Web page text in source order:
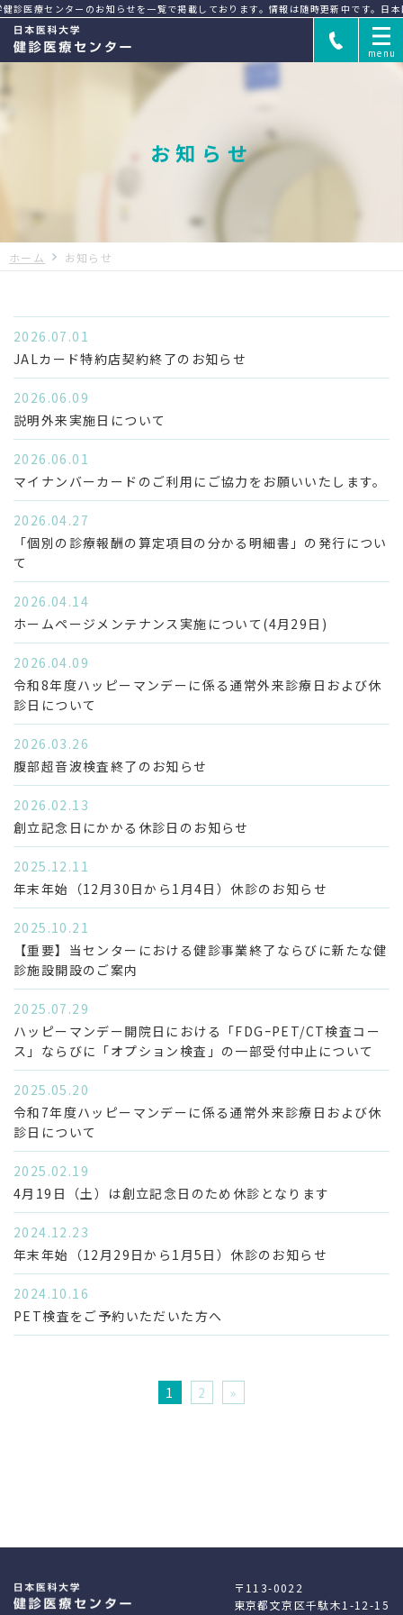
診医療センターのお知らせを一覧で掲載しております。情報は随時更新中です。 日
アミロイドPET検査 外国人のみなさまへ
PET検査とは
PET検査の流れ
半日人間ドック＋PET
医療関係のみなさまへ
治験・臨床研究について 検査お申し込み
お知らせ
ホーム お知らせ
2026.07.01
JALカード特約店契約終了のお知らせ
2026.06.09
説明外来実施日について
2026.06.01
マイナンバーカードのご利用にご協力をお願いいたします。
2026.04.27
「個別の診療報酬の算定項目の分かる明細書」の発行につい
て
2026.04.14
ホームページメンテナンス実施について(4月29日)
2026.04.09
令和8年度ハッピーマンデーに係る通常外来診療日および休
診日について
2026.03.26
腹部超音波検査終了のお知らせ
2026.02.13
創立記念日にかかる休診日のお知らせ
2025.12.11
年末年始（12月30日から1月4日）休診のお知らせ
2025.10.21
【重要】当センターにおける健診事業終了ならびに新たな健
診施設開設のご案内
2025.07.29
ハッピーマンデー開院日における「FDGｰPET/CT検査コー
ス」ならびに「オプション検査」の一部受付中止について
2025.05.20
令和7年度ハッピーマンデーに係る通常外来診療日および休
診日について
2025.02.19
4月19日（土）は創立記念日のため休診となります
2024.12.23
年末年始（12月29日から1月5日）休診のお知らせ
2024.10.16
PET検査をご予約いただいた方へ
1 2 »
〒113-0022
東京都文京区千駄木1-12-15